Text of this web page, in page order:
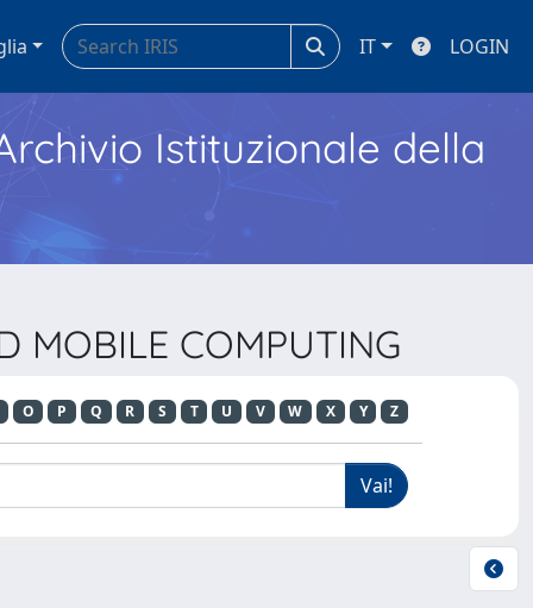
IT LOGIN
Istituzionale della
MOBILE COMPUTING
O P Q R S T U V W X Y Z